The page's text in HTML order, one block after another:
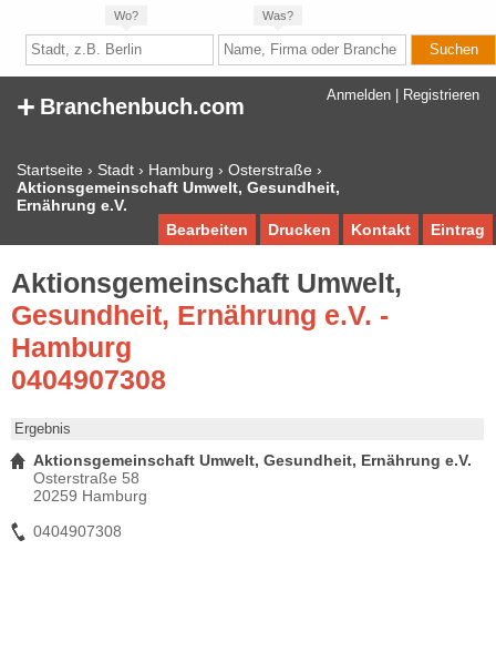
Wo? Was?
Anmelden Registrieren
+ Branchenbuch.com
Startseite › Stadt › Hamburg › Osterstraße ›
Aktionsgemeinschaft Umwelt, Gesundheit,
Ernährung e.V.
Eintrag
Kontakt
Drucken
Bearbeiten
Aktionsgemeinschaft Umwelt,
Gesundheit, Ernährung e.V. -
Hamburg
0404907308
Ergebnis
Aktionsgemeinschaft Umwelt, Gesundheit, Ernährung e.V.
Osterstraße 58
20259 Hamburg
0404907308